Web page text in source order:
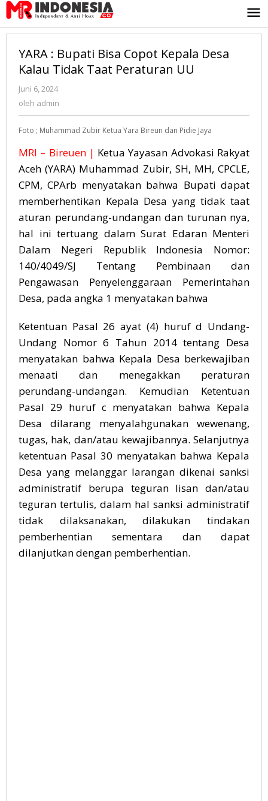
Lewati
ke
konten
YARA : Bupati Bisa Copot Kepala Desa
Kalau Tidak Taat Peraturan UU
Juni 6, 2024
oleh admin
Foto ; Muhammad Zubir Ketua Yara Bireun dan Pidie Jaya
MRI – Bireuen | Ketua Yayasan Advokasi Rakyat
Aceh (YARA) Muhammad Zubir, SH, MH, CPCLE,
CPM, CPArb menyatakan bahwa Bupati dapat
memberhentikan Kepala Desa yang tidak taat
aturan perundang-undangan dan turunan nya,
hal ini tertuang dalam Surat Edaran Menteri
Dalam Negeri Republik Indonesia Nomor:
140/4049/SJ Tentang Pembinaan dan
Pengawasan Penyelenggaraan Pemerintahan
Desa, pada angka 1 menyatakan bahwa
Ketentuan Pasal 26 ayat (4) huruf d Undang-
Undang Nomor 6 Tahun 2014 tentang Desa
menyatakan bahwa Kepala Desa berkewajiban
menaati dan menegakkan peraturan
perundang-undangan. Kemudian Ketentuan
Pasal 29 huruf c menyatakan bahwa Kepala
Desa dilarang menyalahgunakan wewenang,
tugas, hak, dan/atau kewajibannya. Selanjutnya
ketentuan Pasal 30 menyatakan bahwa Kepala
Desa yang melanggar larangan dikenai sanksi
administratif berupa teguran lisan dan/atau
teguran tertulis, dalam hal sanksi administratif
tidak dilaksanakan, dilakukan tindakan
pemberhentian sementara dan dapat
dilanjutkan dengan pemberhentian.